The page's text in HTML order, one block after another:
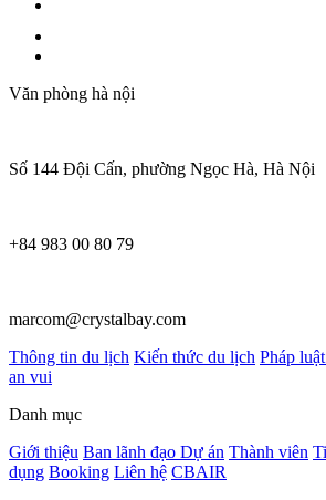
Văn phòng hà nội
Số 144 Đội Cấn, phường Ngọc Hà, Hà Nội
+84 983 00 80 79
marcom@crystalbay.com
Thông tin du lịch Kiến thức du lịch Pháp
an vui
Danh mục
Giới thiệu Ban lãnh đạo Dự án Thành viên
dụng Booking Liên hệ CBAIR